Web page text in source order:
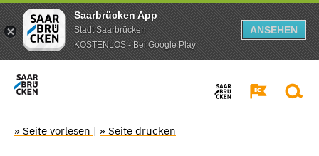
Saarbrücken App
Stadt Saarbrücken
KOSTENLOS - Bei Google Play
ANSEHEN
» Seite vorlesen | » Seite drucken